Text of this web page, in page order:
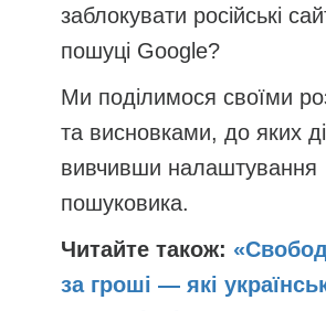
заблокувати російські
пошуці Google?
Ми поділимося своїми
та висновками, до яких
вивчивши налаштування
пошуковика.
Читайте також:
за гроші — які